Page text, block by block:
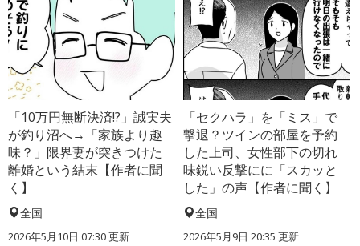
「10万円無断決済!?」誠実夫
が釣り沼へ→「家族より趣
味？」限界妻が突きつけた
離婚という結末【作者に聞
く】
全国
2026年5月10日 07:30 更新
「セクハラ」を「ミス」で
撃退？ツインの部屋を予約
した上司、女性部下の切れ
味鋭い反撃にに「スカッと
した」の声【作者に聞く】
全国
2026年5月9日 20:35 更新